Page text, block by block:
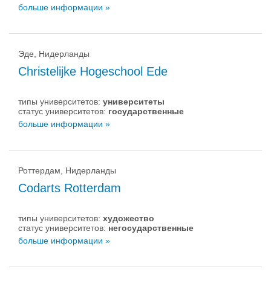
больше информации »
Эде, Нидерланды
Christelijke Hogeschool Ede
типы университетов: университеты
статус университетов: государственные
больше информации »
Роттердам, Нидерланды
Codarts Rotterdam
типы университетов: художество
статус университетов: негосударственные
больше информации »